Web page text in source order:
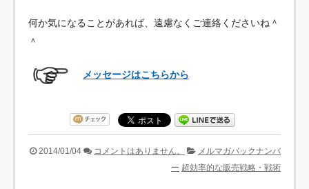
何か気になることがあれば、遠慮なくご連絡くださいね＾
＾
メッセージはこちらから
2014/01/04 コメントはありません。
メルマガバックナンバ
ー 超効率的な販売戦略・戦術